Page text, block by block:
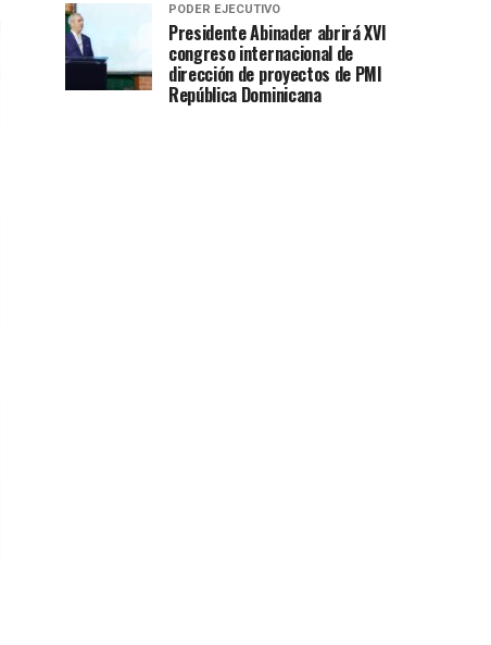
PODER EJECUTIVO
Presidente Abinader abrirá XVI
congreso internacional de
dirección de proyectos de PMI
República Dominicana